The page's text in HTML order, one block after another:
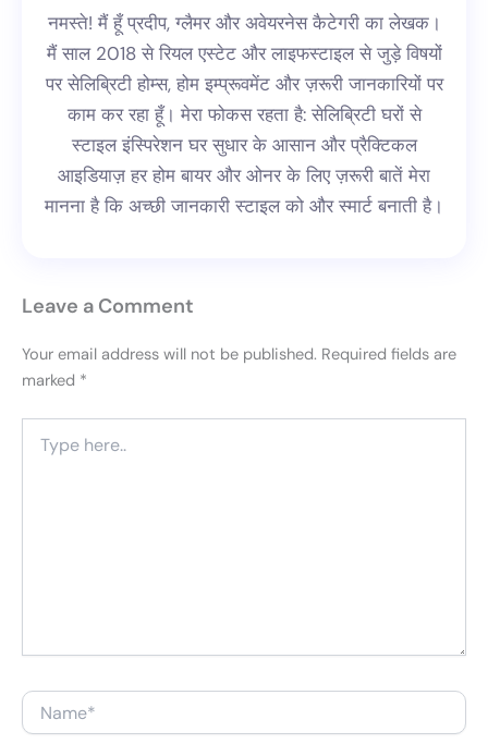
नमस्ते! मैं हूँ प्रदीप, ग्लैमर और अवेयरनेस कैटेगरी का लेखक।
मैं साल 2018 से रियल एस्टेट और लाइफस्टाइल से जुड़े विषयों
पर सेलिब्रिटी होम्स, होम इम्प्रूवमेंट और ज़रूरी जानकारियों पर
काम कर रहा हूँ। मेरा फोकस रहता है: सेलिब्रिटी घरों से
स्टाइल इंस्पिरेशन घर सुधार के आसान और प्रैक्टिकल
आइडियाज़ हर होम बायर और ओनर के लिए ज़रूरी बातें मेरा
मानना है कि अच्छी जानकारी स्टाइल को और स्मार्ट बनाती है।
Leave a Comment
Your email address will not be published. Required fields are
marked *
here..
Name*